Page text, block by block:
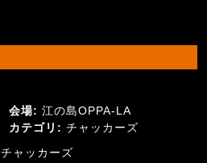
会場: 江の島OPPA-LA
カテゴリ: チャッカーズ
チャッカーズ